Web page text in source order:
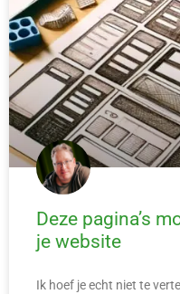
Deze pagina’s
je website
Ik hoef je echt niet te